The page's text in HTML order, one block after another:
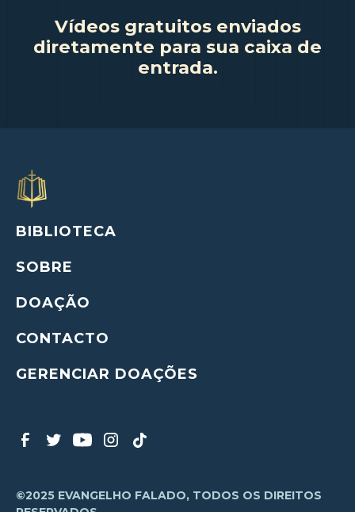
Vídeos gratuitos enviados
diretamente para sua caixa de
entrada.
BIBLIOTECA
SOBRE
DOAÇÃO
CONTACTO
GERENCIAR DOAÇÕES
©2025 EVANGELHO FALADO, TODOS OS DIREITOS